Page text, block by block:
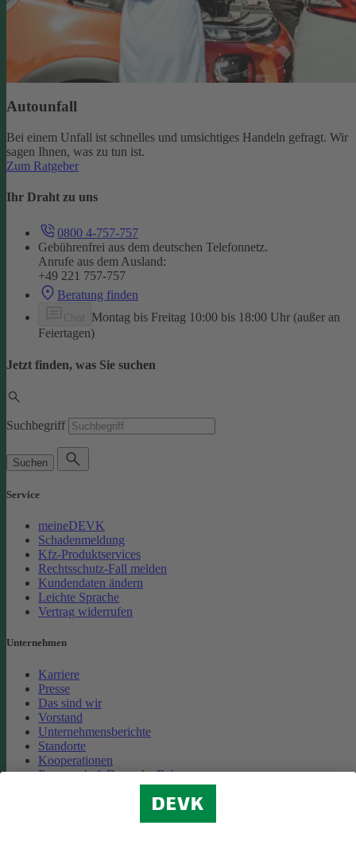
Autounfall
Bei einem Unfall ist schnelles und umsichtiges Handeln gefragt. Wir
sagen Ihnen, was zu tun ist.
Zum Ratgeber
Ihr Draht zu uns
0800 4-757-757
Gebührenfrei aus dem deutschen Telefonnetz.
Anrufe aus dem Ausland:
+49 221 757-757
Beratung finden
Montag bis Freitag 10:00 bis 18:00 Uhr (außer an
Feiertagen)
Jetzt finden, was Sie suchen
Suchbegriff
Suchen
Service
meineDEVK
Schadenmeldung
Kfz-Produktservices
Rechtsschutz-Fall melden
Kundendaten ändern
Leichte Sprache
Vertrag widerrufen
Unternehmen
Karriere
Presse
Das sind wir
Vorstand
Unternehmensberichte
Standorte
Kooperationen
Partnerschaft Deutsche Bahn